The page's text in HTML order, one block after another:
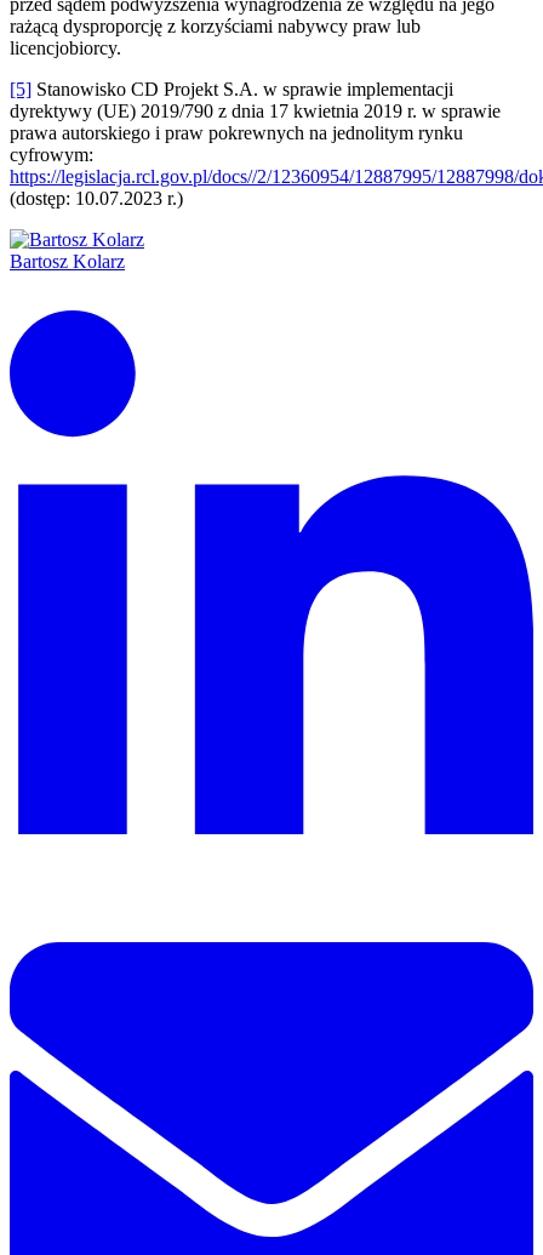
przed sądem podwyższenia wynagrodzenia ze względu na jego
rażącą dysproporcję z korzyściami nabywcy praw lub
licencjobiorcy.
[5] Stanowisko CD Projekt S.A. w sprawie implementacji
dyrektywy (UE) 2019/790 z dnia 17 kwietnia 2019 r. w sprawie
prawa autorskiego i praw pokrewnych na jednolitym rynku
cyfrowym:
https://legislacja.rcl.gov.pl/docs//2/12360954/12887995/12887998/
(dostęp: 10.07.2023 r.)
Bartosz Kolarz